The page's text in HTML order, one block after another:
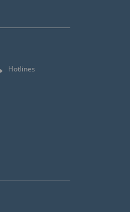
Hotlines